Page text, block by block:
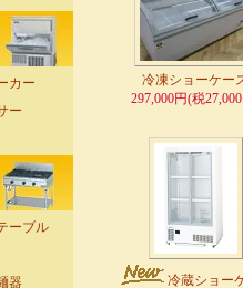
カー
ー
ーブル
器
冷凍ショーケー
297,000円(税
冷蔵ショー